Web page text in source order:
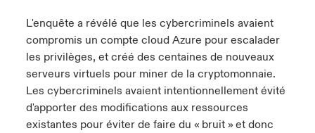
L'enquête a révélé que les cybercriminels avaient
compromis un compte cloud Azure pour escalader
les privilèges, et créé des centaines de nouveaux
serveurs virtuels pour miner de la cryptomonnaie.
Les cybercriminels avaient intentionnellement évité
d'apporter des modifications aux ressources
existantes pour éviter de faire du « bruit » et donc